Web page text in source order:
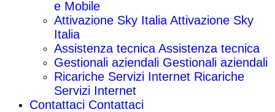
e Mobile
Attivazione Sky Italia Attivazione Sky
Italia
Assistenza tecnica Assistenza tecnica
Gestionali aziendali Gestionali aziendali
Ricariche Servizi Internet Ricariche
Servizi Internet
Contattaci Contattaci